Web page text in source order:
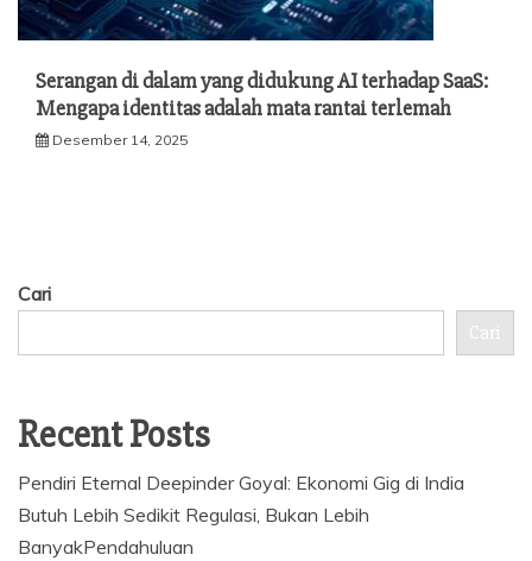
Serangan di dalam yang didukung AI terhadap SaaS:
Mengapa identitas adalah mata rantai terlemah
Desember 14, 2025
Cari
Cari
Recent Posts
Pendiri Eternal Deepinder Goyal: Ekonomi Gig di India
Butuh Lebih Sedikit Regulasi, Bukan Lebih
BanyakPendahuluan